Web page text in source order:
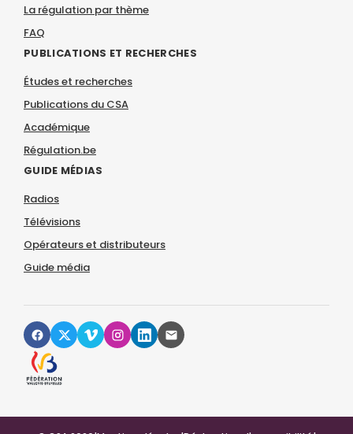
La régulation par thème
FAQ
PUBLICATIONS ET RECHERCHES
Études et recherches
Publications du CSA
Académique
Régulation.be
GUIDE MÉDIAS
Radios
Télévisions
Opérateurs et distributeurs
Guide média